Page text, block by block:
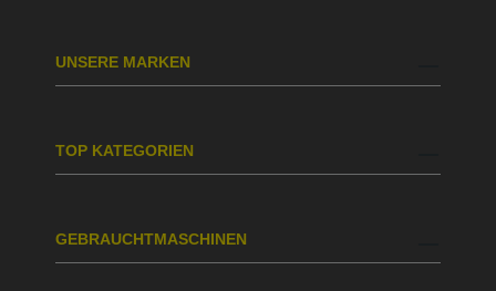
UNSERE MARKEN
TOP KATEGORIEN
GEBRAUCHTMASCHINEN